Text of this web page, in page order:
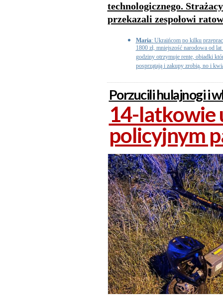
technologicznego.
przekazali zespołowi
Maria: Ukraińcom po kilku
1800 zł, mniejszość narodowa od
godziny otrzymuje rentę, obiadki
posprzątają i zakupy zrobią, no i
Porzucili hulajnogi i
14-latkowie
policyjnym